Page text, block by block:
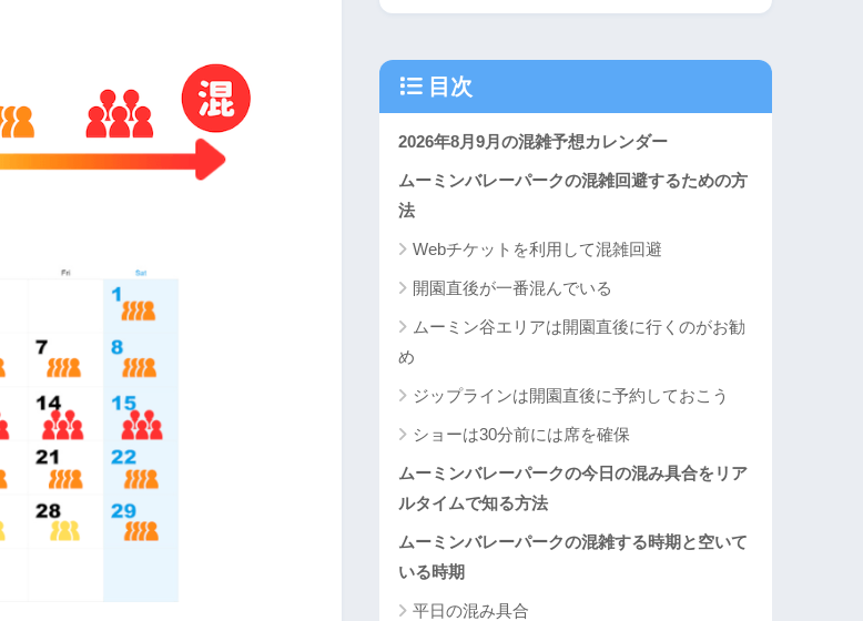
目次
2026年8月9月の混雑予想カレンダー
ムーミンバレーパークの混雑回避するための方
法
Webチケットを利用して混雑回避
開園直後が一番混んでいる
ムーミン谷エリアは開園直後に行くのがお勧
め
ジップラインは開園直後に予約しておこう
ショーは30分前には席を確保
ムーミンバレーパークの今日の混み具合をリア
ルタイムで知る方法
ムーミンバレーパークの混雑する時期と空いて
いる時期
平日の混み具合